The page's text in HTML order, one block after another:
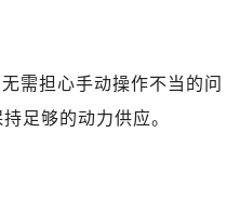
需担心手动操作不当的问
足够的动力供应。